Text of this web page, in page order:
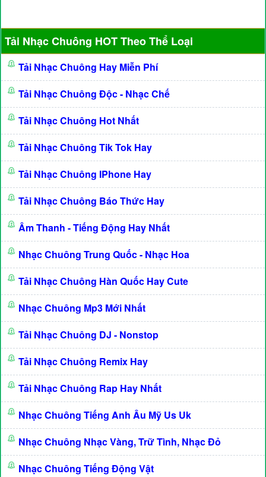
Tải Nhạc Chuông HOT Theo Thể Loại
Tải Nhạc Chuông Hay Miễn Phí
Tải Nhạc Chuông Độc - Nhạc Chế
Tải Nhạc Chuông Hot Nhất
Tải Nhạc Chuông Tik Tok Hay
Tải Nhạc Chuông IPhone Hay
Tải Nhạc Chuông Báo Thức Hay
Âm Thanh - Tiếng Động Hay Nhất
Nhạc Chuông Trung Quốc - Nhạc Hoa
Tải Nhạc Chuông Hàn Quốc Hay Cute
Nhạc Chuông Mp3 Mới Nhất
Tải Nhạc Chuông DJ - Nonstop
Tải Nhạc Chuông Remix Hay
Tải Nhạc Chuông Rap Hay Nhất
Nhạc Chuông Tiếng Anh Âu Mỹ Us Uk
Nhạc Chuông Nhạc Vàng, Trữ Tình, Nhạc Đỏ
Nhạc Chuông Tiếng Động Vật